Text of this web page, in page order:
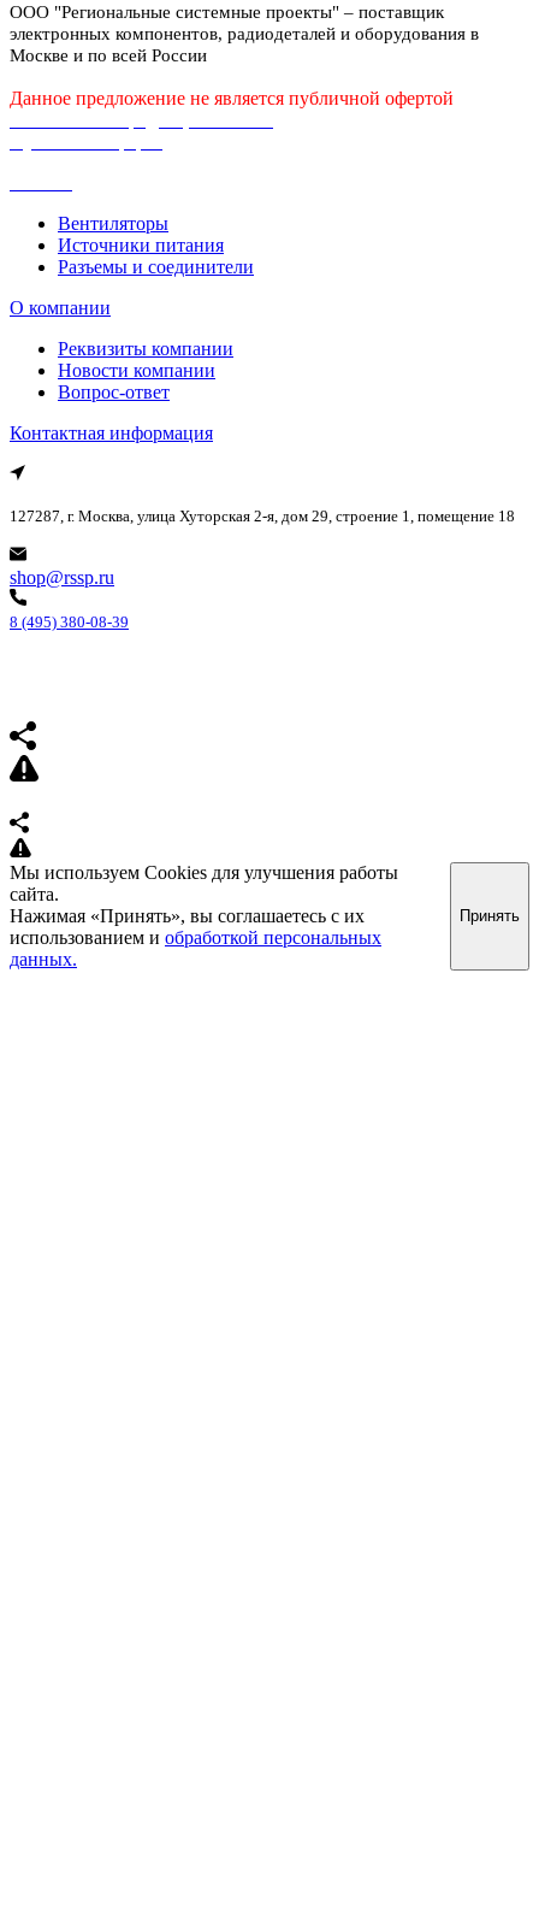
ООО "Региональные системные проекты" – поставщик
электронных компонентов, радиодеталей и оборудования в
Москве и по всей России
Данное предложение не является публичной офертой
Вентиляторы
Источники питания
Разъемы и соединители
О компании
Реквизиты компании
Новости компании
Вопрос-ответ
Контактная информация
127287, г. Москва, улица Хуторская 2-я, дом 29, строение 1, помещение 18
shop@rssp.ru
8 (495) 380-08-39
Мы используем Cookies для улучшения работы
сайта.
Нажимая «Принять», вы соглашаетесь с их
использованием и обработкой персональных
данных.
Принять